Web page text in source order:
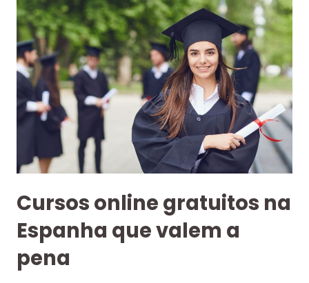
Cursos online gratuitos na
Espanha que valem a
pena